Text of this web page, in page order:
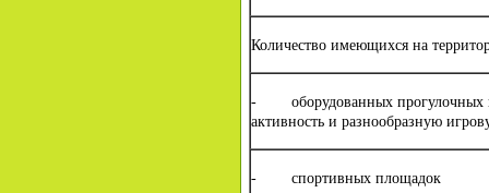
Количество имеющихся на
- оборудованных прогулочных
активность и разнообразную
- спортивных площадок